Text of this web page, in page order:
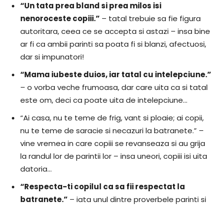
“Un tata prea bland si prea milos isi
nenoroceste copiii.” – tatal trebuie sa fie figura
autoritara, ceea ce se accepta si astazi – insa bine
ar fi ca ambii parinti sa poata fi si blanzi, afectuosi,
dar si impunatori!
“Mama iubeste duios, iar tatal cu intelepciune.”
– o vorba veche frumoasa, dar care uita ca si tatal
este om, deci ca poate uita de intelepciune…
“Ai casa, nu te teme de frig, vant si ploaie; ai copii,
nu te teme de saracie si necazuri la batranete.” –
vine vremea in care copiii se revanseaza si au grija
la randul lor de parintii lor – insa uneori, copiii isi uita
datoria…
“Respecta-ti copilul ca sa fii respectat la
batranete.” – iata unul dintre proverbele parinti si